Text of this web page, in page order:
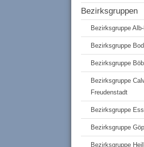
Bezirksgruppen
Bezirksgruppe
Bezirksgruppe
Bezirksgruppe
Bezirksgruppe
Freudenstadt
Bezirksgruppe
Bezirksgruppe
Bezirksgruppe